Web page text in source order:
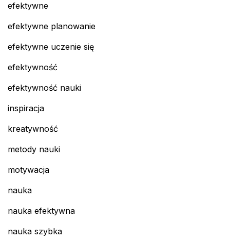
efektywne
efektywne planowanie
efektywne uczenie się
efektywność
efektywność nauki
inspiracja
kreatywność
metody nauki
motywacja
nauka
nauka efektywna
nauka szybka